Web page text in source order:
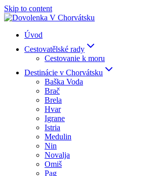
Skip to content
Úvod
Cestovatělské rady
Cestovanie k moru
Destinácie v Chorvátsku
Baška Voda
Brač
Brela
Hvar
Igrane
Istria
Medulin
Nin
Novalja
Omiš
Pag